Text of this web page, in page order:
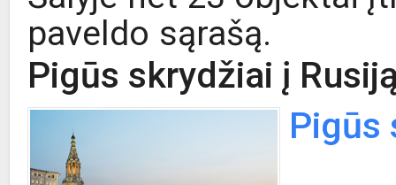
paveldo sąrašą.
Pigūs skrydžiai į
Pigūs